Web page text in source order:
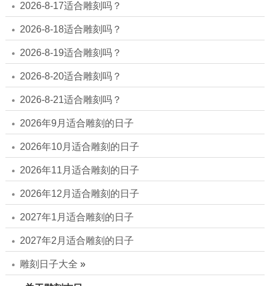
2026-8-17适合雕刻吗？
2026-8-18适合雕刻吗？
2026-8-19适合雕刻吗？
2026-8-20适合雕刻吗？
2026-8-21适合雕刻吗？
2026年9月适合雕刻的日子
2026年10月适合雕刻的日子
2026年11月适合雕刻的日子
2026年12月适合雕刻的日子
2027年1月适合雕刻的日子
2027年2月适合雕刻的日子
雕刻日子大全 »